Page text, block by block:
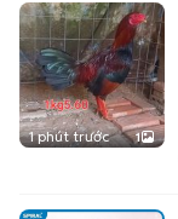
1 phút trước 1